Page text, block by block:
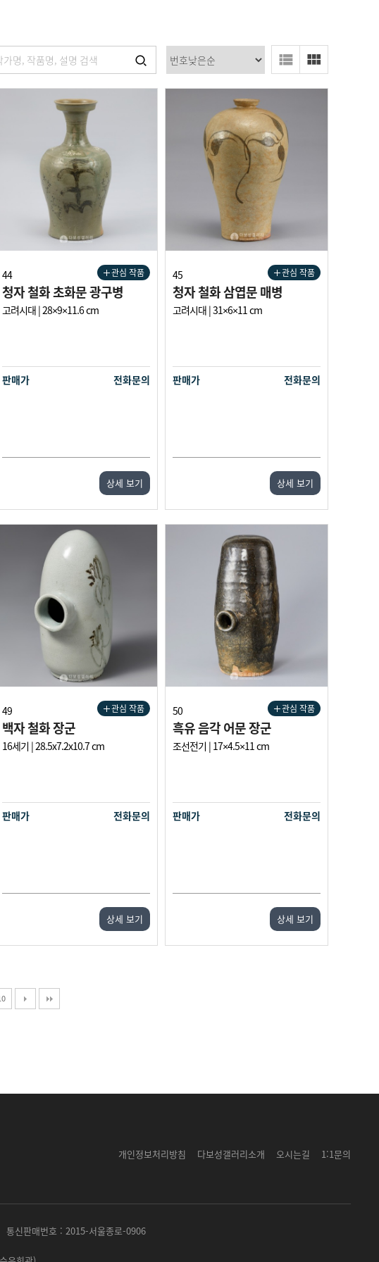
관심 작품
44
청자 철화 초화문 광구병
고려시대 | 28×9×11.6 cm
판매가 전화문의
상세 보기
관심 작품
45
청자 철화 삼엽문 매병
고려시대 | 31×6×11 cm
판매가 전화문의
상세 보기
관심 작품
49
백자 철화 장군
16세기 | 28.5x7.2x10.7 cm
판매가 전화문의
상세 보기
관심 작품
50
흑유 음각 어문 장군
조선전기 | 17×4.5×11 cm
판매가 전화문의
상세 보기
개인정보처리방침 다보성갤러리소개 오시는길 1:1문의
통신판매번호 : 2015-서울종로-0906